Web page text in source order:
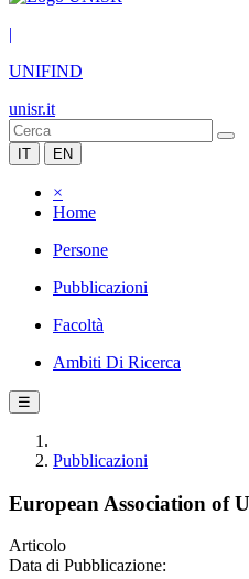
|
UNIFIND
unisr.it
IT EN
×
Home
Persone
Pubblicazioni
Facoltà
Ambiti Di Ricerca
☰
Pubblicazioni
European Association of
Articolo
Data di Pubblicazione: